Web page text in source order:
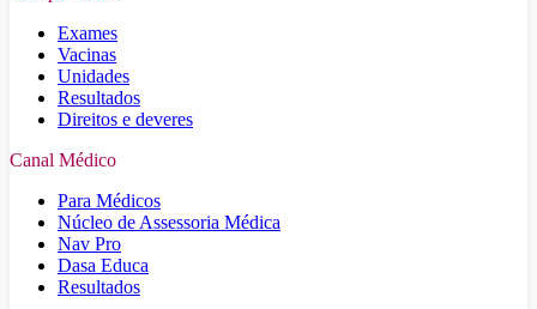
Exames
Vacinas
Unidades
Resultados
Direitos e deveres
Canal Médico
Para Médicos
Núcleo de Assessoria Médica
Nav Pro
Dasa Educa
Resultados